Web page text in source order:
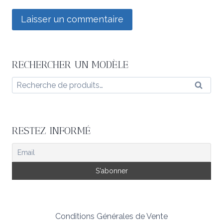
RECHERCHER UN MODÈLE
Recherche
pour :
RESTEZ INFORMÉ
Conditions Générales de Vente